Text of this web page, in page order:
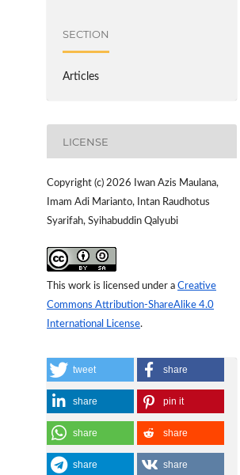
SECTION
Articles
LICENSE
Copyright (c) 2026 Iwan Azis Maulana,
Imam Adi Marianto, Intan Raudhotus
Syarifah, Syihabuddin Qalyubi
This work is licensed under a Creative
Commons Attribution-ShareAlike 4.0
International License.
tweet share
share pin it
share share
share share